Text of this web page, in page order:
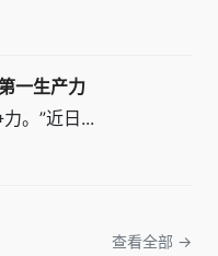
一生产力
。”近日...
查看全部 →